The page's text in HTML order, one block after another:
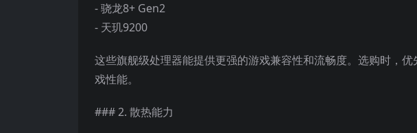
- 骁龙8+ Gen2
- 天玑9200
这些旗舰级处理器能提供更强的游戏兼容性和流畅度。选购时，
戏性能。
### 2. 散热能力